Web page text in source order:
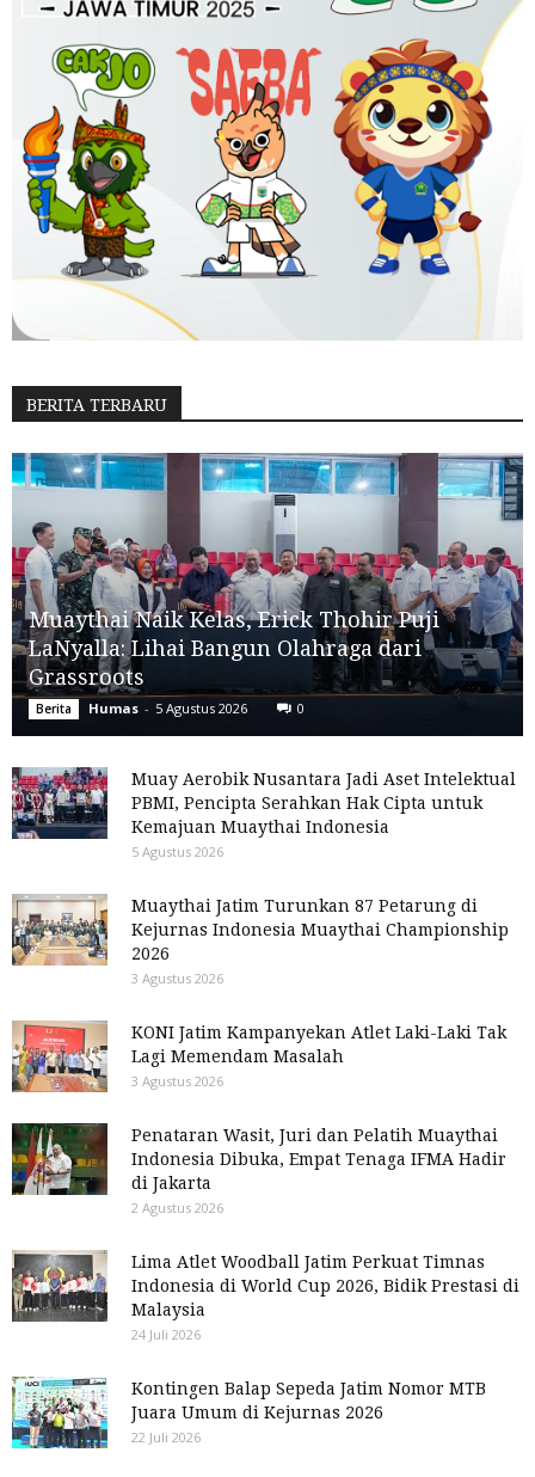
BERITA TERBARU
Muaythai Naik Kelas, Erick Thohir Puji
LaNyalla: Lihai Bangun Olahraga dari
Grassroots
Berita Humas - 5 Agustus 2026 0
Muay Aerobik Nusantara Jadi Aset Intelektual
PBMI, Pencipta Serahkan Hak Cipta untuk
Kemajuan Muaythai Indonesia
5 Agustus 2026
Muaythai Jatim Turunkan 87 Petarung di
Kejurnas Indonesia Muaythai Championship
2026
3 Agustus 2026
KONI Jatim Kampanyekan Atlet Laki-Laki Tak
Lagi Memendam Masalah
3 Agustus 2026
Penataran Wasit, Juri dan Pelatih Muaythai
Indonesia Dibuka, Empat Tenaga IFMA Hadir
di Jakarta
2 Agustus 2026
Lima Atlet Woodball Jatim Perkuat Timnas
Indonesia di World Cup 2026, Bidik Prestasi di
Malaysia
24 Juli 2026
Kontingen Balap Sepeda Jatim Nomor MTB
Juara Umum di Kejurnas 2026
22 Juli 2026